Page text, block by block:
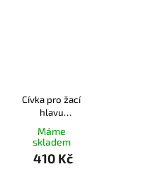
Cívka pro žací
hlavu
AutoCut
Máme
skladem
410 Kč